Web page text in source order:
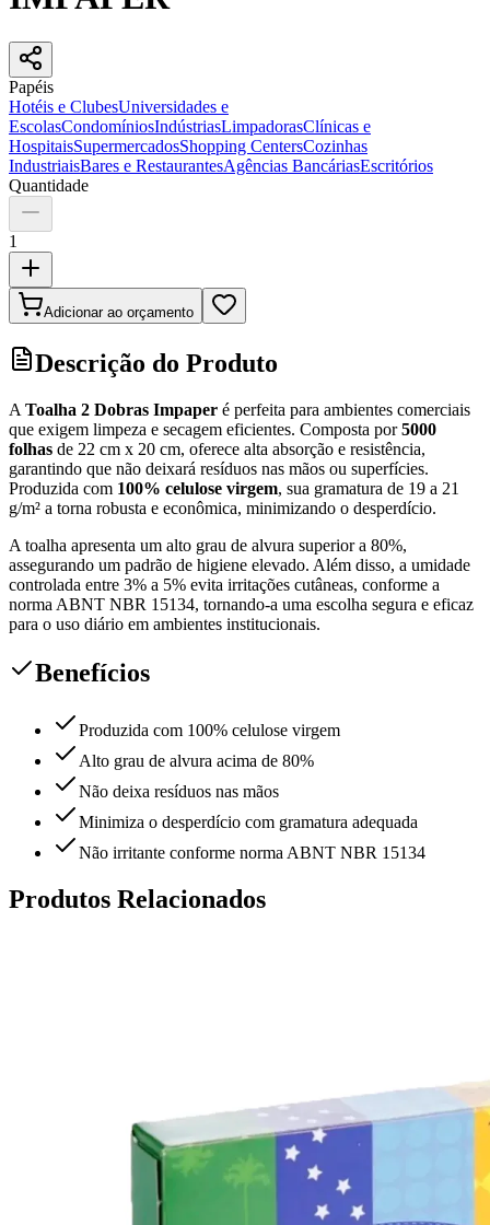
Papéis
Hotéis e ClubesUniversidades e
EscolasCondomíniosIndústriasLimpadorasClínicas e
HospitaisSupermercadosShopping CentersCozinhas
IndustriaisBares e RestaurantesAgências BancáriasEscritórios
Quantidade
1
Adicionar ao orçamento
Descrição do Produto
A Toalha 2 Dobras Impaper é perfeita para ambientes comerciais
que exigem limpeza e secagem eficientes. Composta por5000
folhas de 22 cm x 20 cm, oferece alta absorção e resistência,
garantindo que não deixará resíduos nas mãos ou superfícies.
Produzida com 100% celulose virgem, sua gramatura de 19 a 21
g/m² a torna robusta e econômica, minimizando o desperdício.
A toalha apresenta um alto grau de alvura superior a 80%,
assegurando um padrão de higiene elevado. Além disso, a umidade
controlada entre 3% a 5% evita irritações cutâneas, conforme a
norma ABNT NBR 15134, tornando-a uma escolha segura e eficaz
para o uso diário em ambientes institucionais.
Benefícios
Produzida com 100% celulose virgem
Alto grau de alvura acima de 80%
Não deixa resíduos nas mãos
Minimiza o desperdício com gramatura adequada
Não irritante conforme norma ABNT NBR 15134
Produtos Relacionados